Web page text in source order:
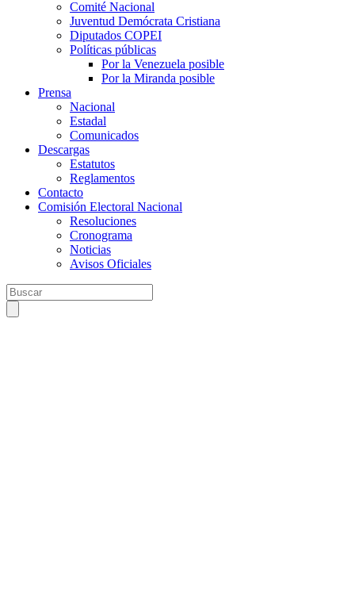
Comité Nacional
Juventud Demócrata Cristiana
Diputados COPEI
Políticas públicas
Por la Venezuela posible
Por la Miranda posible
Prensa
Nacional
Estadal
Comunicados
Descargas
Estatutos
Reglamentos
Contacto
Comisión Electoral Nacional
Resoluciones
Cronograma
Noticias
Avisos Oficiales